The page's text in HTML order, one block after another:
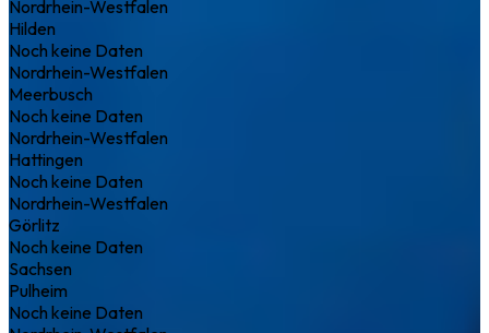
Nordrhein-Westfalen
Hilden
Noch keine Daten
Nordrhein-Westfalen
Meerbusch
Noch keine Daten
Nordrhein-Westfalen
Hattingen
Noch keine Daten
Nordrhein-Westfalen
Görlitz
Noch keine Daten
Sachsen
Pulheim
Noch keine Daten